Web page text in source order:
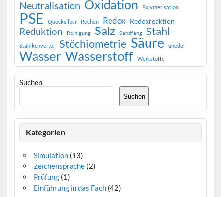
Neutralisation Oxidation Polymerisation
PSE Quecksilber Rechen Redox Redoxreaktion
Reduktion Reinigung Salz Sandfang Stahl
Stahlkonverter Stöchiometrie Säure unedel
Wasser Wasserstoff Werkstoffe
Suchen
Suchen
Kategorien
Simulation(13)
Zeichensprache(2)
Prüfung(1)
Einführung in das Fach(42)